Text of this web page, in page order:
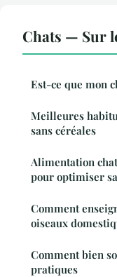
Chats — Sur
Est-ce que mon
Meilleures
sans céréales
Alimentation
pour optimiser
Comment
oiseaux
Comment bien
pratiques